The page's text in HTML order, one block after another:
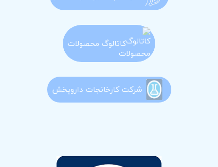
کاتالوگ محصولات
شرکت کارخانجات داروپخش